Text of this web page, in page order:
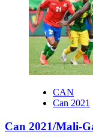
CAN
Can 2021
Can 2021/Mali-